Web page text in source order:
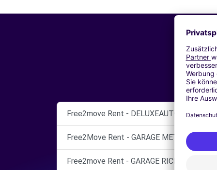
Free2move Rent - DELUXEAUTO69 -
Free2Move Rent - GARAGE METROPOLE -
Free2move Rent - GARAGE RICHARD